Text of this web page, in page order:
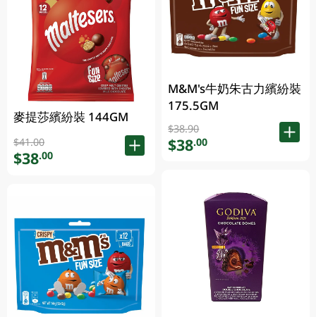
麥提莎繽紛裝 144GM
$41.00
$38.00
M&M's牛奶朱古力繽紛裝
175.5GM
$38.90
$38.00